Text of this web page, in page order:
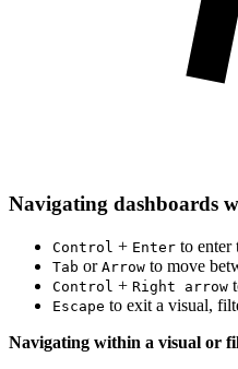
Navigating dashboards
Control + Enter to enter
Tab or Arrow to move
Control + Right arrow
Escape to exit a visual,
Navigating within a visual or